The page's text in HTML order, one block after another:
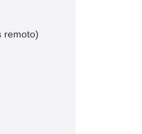
remoto)